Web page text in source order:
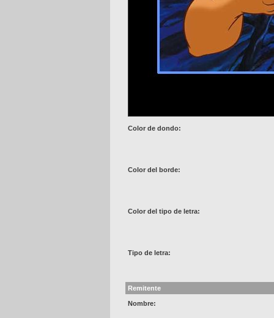
Color de dondo:
Color del borde:
Color del tipo de letra:
Tipo de letra:
Remitente
Nombre: